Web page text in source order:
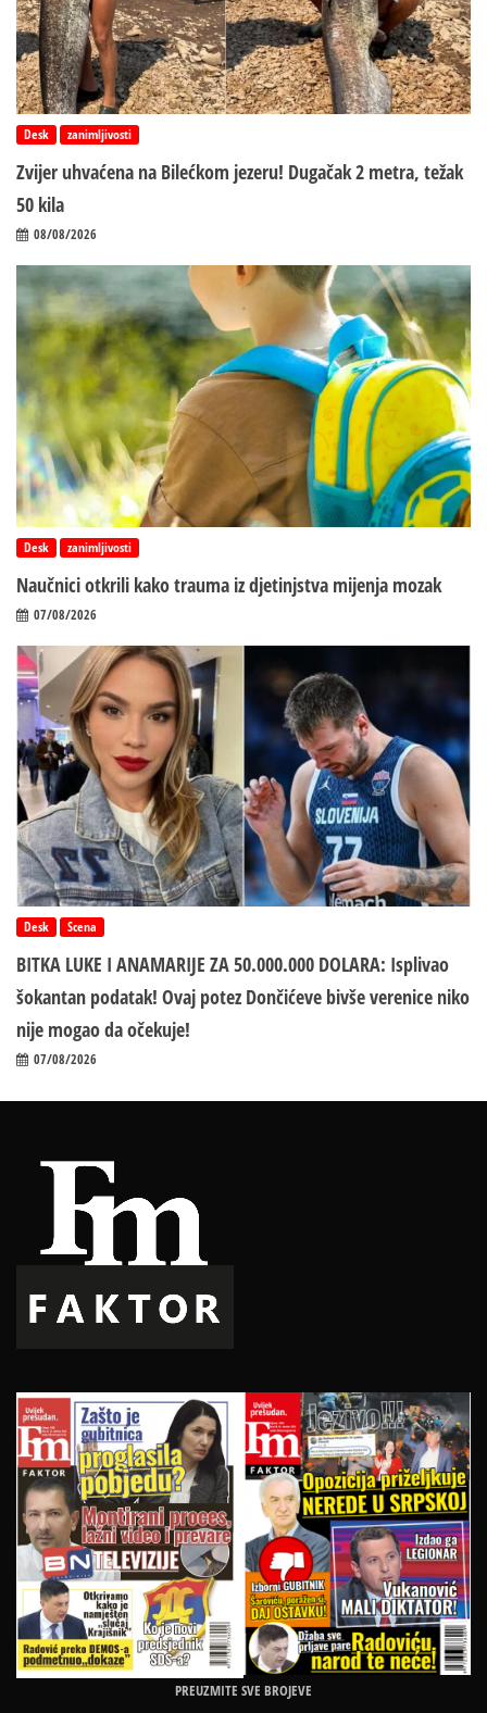
Desk zanimljivosti
Zvijer uhvaćena na Bilećkom jezeru! Dugačak 2 metra, težak
50 kila
08/08/2026
Desk zanimljivosti
Naučnici otkrili kako trauma iz d‌jetinjstva mijenja mozak
07/08/2026
Desk Scena
BITKA LUKE I ANAMARIJE ZA 50.000.000 DOLARA: Isplivao
šokantan podatak! Ovaj potez Dončićeve bivše verenice niko
nije mogao da očekuje!
07/08/2026
PREUZMITE SVE BROJEVE